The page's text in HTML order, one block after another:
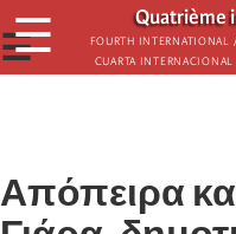
Παράκαμψη
προς
το
Quatrième
Fourth International
Cuarta Internacional
☰
☰
Απόπειρα